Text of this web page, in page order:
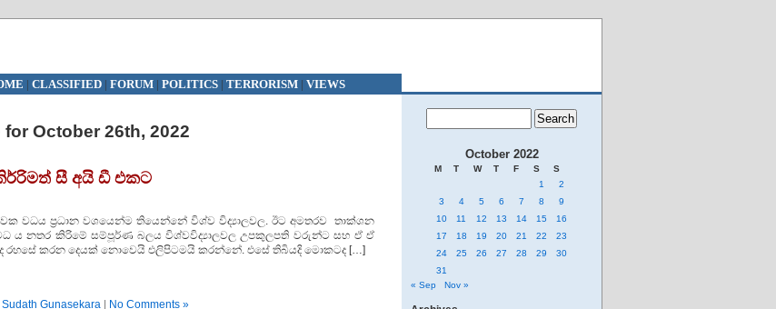
| CLASSIFIED| FORUM| POLITICS | TERRORISM| VIEWS
October 26th, 2022
සී අයි ඩී එකට
ප්‍රධාන වශයෙන්ම තියෙන්නේ විශ්ව විද්‍යාලවල. ඊට අමතරව තාක්ශන
ය නතර කිරිමේ සම්පූර්ණ බලය විශ්වවිද්‍යාලවල උපකුලපති වරුන්ට සහ ඒ ඒ
රහසේ කරන දෙයක් නොවෙයි එලිපිටමයි කරන්නේ. එසේ තිබියදි මොකටද […]
Sudath Gunasekara| No Comments »
October 2022
M T W T F S
S
1
2
3
4 5 6 7 8
9
10
11 12 13 14 15
16
17
18 19 20 21 22
23
24
25 26 27 28 29
30
31
« Sep
Nov »